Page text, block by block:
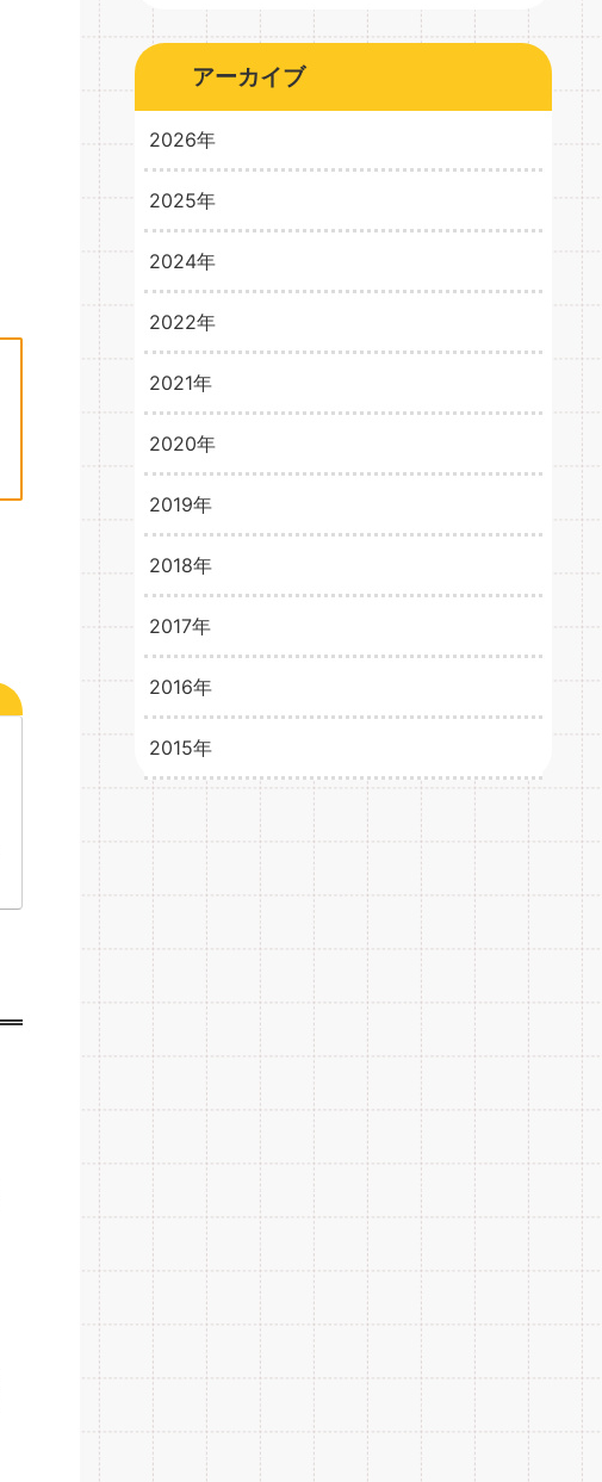
アーカイブ
2026年
2026年3月
2025年
2025年10月
2025年8月
2024年
2024年10月
2024年5月
2022年
2022年2月
2021年
2021年2月
2021年1月
2020年
2020年12月
2020年11月
2020年8月 4
2020年7月 3
2020年6月
2020年5月
2020年4月
2020年3月
2020年2月
2020年1月
2019年
2019年12月
2019年11月
2019年8月 5
2019年7月
2019年6月
2019年5月
2019年4月
2019年3月
2019年2月
2019年1月
2018年
2018年12月
2018年11月
2018年9月
2018年8月
2018年7月
2018年6月
2018年5月
2018年4月
2018年3月
2018年2月
2018年1月
2017年
2017年12月
2017年11月
2017年10月
2017年9月
2017年8月
2017年7月
2017年6月
2017年5月
2017年4月
2017年3月
2017年2月
2017年1月
2016年
2016年12月
2016年11月
2016年10月
2016年9月
2016年8月
2016年7月
2016年6月
2016年5月
2016年4月
2016年3月
2016年2月
2016年1月
2015年
2015年12月
2015年11月
2015年10月
2015年6月
2015年1月